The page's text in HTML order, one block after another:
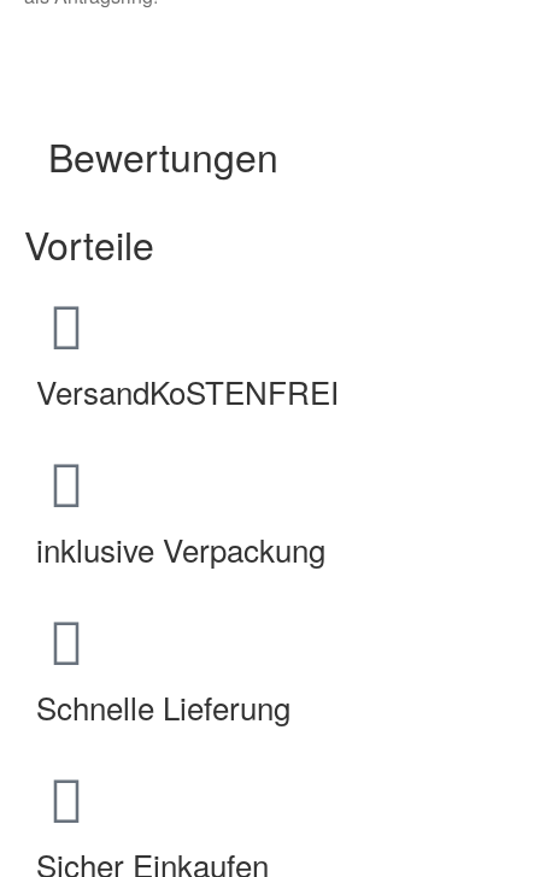
Bewertungen
Vorteile
VersandKoSTENFREI
inklusive Verpackung
Schnelle Lieferung
Sicher Einkaufen